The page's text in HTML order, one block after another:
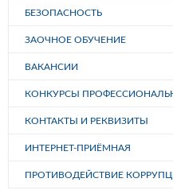
БЕЗОПАСНОСТЬ
ЗАОЧНОЕ ОБУЧЕНИЕ
ВАКАНСИИ
КОНКУРСЫ
КОНТАКТЫ И РЕКВИЗИТЫ
ИНТЕРНЕТ-ПРИЁМНАЯ
ПРОТИВОДЕЙСТВИЕ